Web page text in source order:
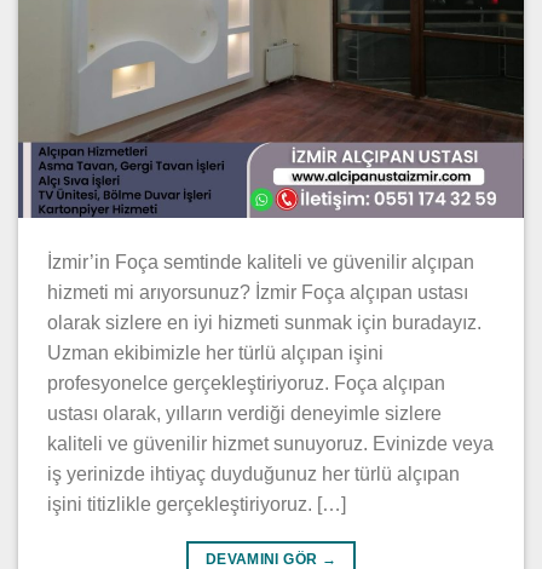
İzmir’in Foça semtinde kaliteli ve güvenilir alçıpan
hizmeti mi arıyorsunuz? İzmir Foça alçıpan ustası
olarak sizlere en iyi hizmeti sunmak için buradayız.
Uzman ekibimizle her türlü alçıpan işini
profesyonelce gerçekleştiriyoruz. Foça alçıpan
ustası olarak, yılların verdiği deneyimle sizlere
kaliteli ve güvenilir hizmet sunuyoruz. Evinizde veya
iş yerinizde ihtiyaç duyduğunuz her türlü alçıpan
işini titizlikle gerçekleştiriyoruz. […]
DEVAMINI GÖR →